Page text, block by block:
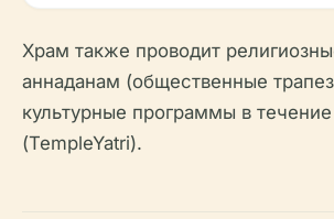
Храм также проводит
аннаданам (общественные
культурные программы в течение
(TempleYatri).